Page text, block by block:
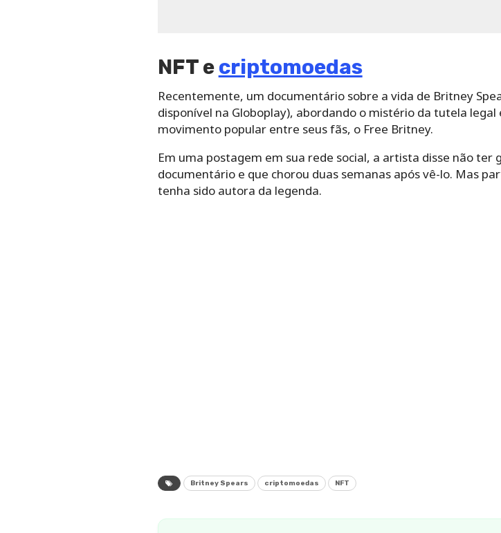
NFT ecriptomoedas
Recentemente, um documentário sobre a vida de Britney
disponível na Globoplay), abordando o mistério da tutela
movimento popular entre seus fãs, o Free Britney.
Em uma postagem em sua rede social, a artista disse não
documentário e que chorou duas semanas após vê-lo. Mas
tenha sido autora da legenda.
Britney Spears criptomoedas NFT